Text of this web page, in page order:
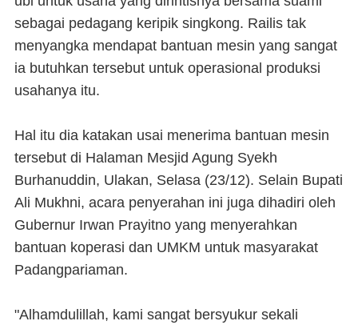
sebagai pedagang keripik singkong. Railis tak
menyangka mendapat bantuan mesin yang sangat
ia butuhkan tersebut untuk operasional produksi
usahanya itu.
Hal itu dia katakan usai menerima bantuan mesin
tersebut di Halaman Mesjid Agung Syekh
Burhanuddin, Ulakan, Selasa (23/12). Selain Bupati
Ali Mukhni, acara penyerahan ini juga dihadiri oleh
Gubernur Irwan Prayitno yang menyerahkan
bantuan koperasi dan UMKM untuk masyarakat
Padangpariaman.
"Alhamdulillah, kami sangat bersyukur sekali